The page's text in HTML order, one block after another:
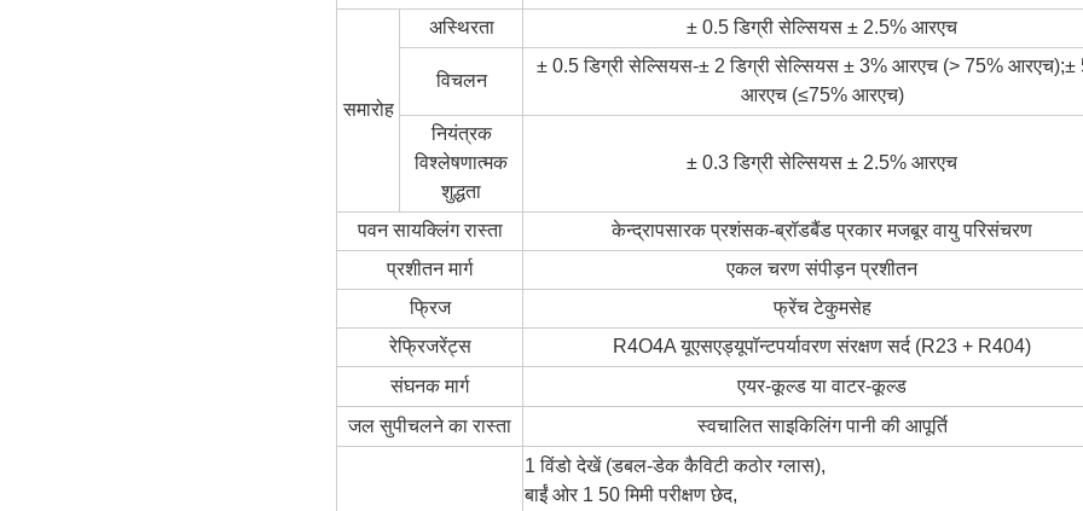
समारोह
अस्थिरता ± 0.5 डिग्री सेल्सियस ± 2.5% आरएच
विचलन
± 0.5 डिग्री सेल्सियस-± 2 डिग्री सेल्सियस ± 3% आरएच (> 75% आरएच);±
आरएच (≤75% आरएच)
नियंत्रक
विश्लेषणात्मक
शुद्धता
± 0.3 डिग्री सेल्सियस ± 2.5% आरएच
पवन सायक्लिंग रास्ता
केन्द्रापसारक प्रशंसक-ब्रॉडबैंड प्रकार मजबूर वायु परिसंचरण
प्रशीतन मार्ग
एकल चरण संपीड़न प्रशीतन
फ्रिज
फ्रेंच टेकुमसेह
रेफ्रिजरेंट्स
R4O4A यूएसएड्यूपॉन्टपर्यावरण संरक्षण सर्द (R23 + R404)
संघनक मार्ग
एयर-कूल्ड या वाटर-कूल्ड
जल सुपीचलने का रास्ता स्वचालित साइकिलिंग पानी की आपूर्ति
1 विंडो देखें (डबल-डेक कैविटी कठोर ग्लास),
बाईं ओर 1 50 मिमी परीक्षण छेद,